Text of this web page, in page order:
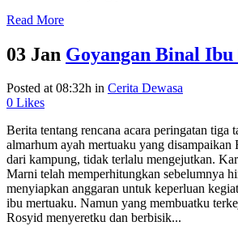
Read More
03 Jan Goyangan Binal
Posted at 08:32h in Cerita Dewasa
0 Likes
Berita tentang rencana acara peringatan tiga
almarhum ayah mertuaku yang disampaikan
dari kampung, tidak terlalu mengejutkan.
Marni telah memperhitungkan sebelumnya
menyiapkan anggaran untuk keperluan
ibu mertuaku. Namun yang membuatku
Rosyid menyeretku dan berbisik...